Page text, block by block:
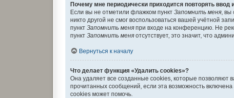
Почему мне периодически приходится повторять ввод
Если вы не отметили флажком пунктЗапомнить меня ,
никто другой не смог воспользоваться вашей учётной
пунктЗапомнить меня при входе на конференцию. Не
пунктЗапомнить меня отсутствует, это значит, что
Вернуться к началу
Что делает функция «Удалить cookies»?
Она удаляет все созданные cookies, которые позволяют
прочитанных сообщений, если эта возможность
cookies может помочь.